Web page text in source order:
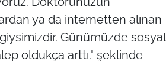
ya da internetten alınan
Günümüzde sosyal
oldukça arttı." şeklinde